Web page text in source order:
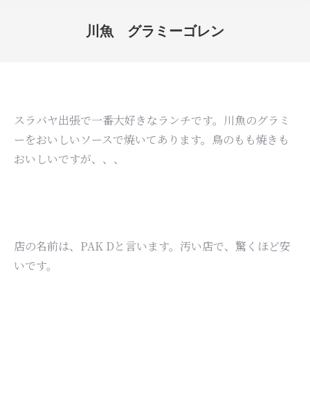
川魚 グラミーゴレン
スラバヤ出張で一番大好きなランチです。川魚のグラミ
ーをおいしいソースで焼いてあります。鳥のもも焼きも
おいしいですが、、、
店の名前は、PAK Dと言います。汚い店で、驚くほど安
いです。